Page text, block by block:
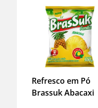
Refresco em Pó
Brassuk Abacaxi